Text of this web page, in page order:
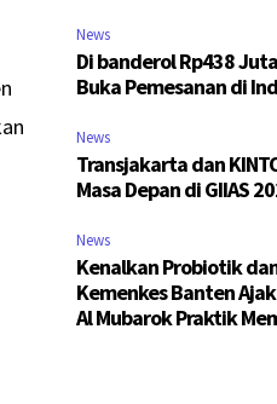
News
Di banderol Rp438
Buka Pemesanan di
News
Transjakarta dan
Masa Depan di GIIAS
News
Kenalkan Probiotik
Kemenkes Banten
Al Mubarok Praktik